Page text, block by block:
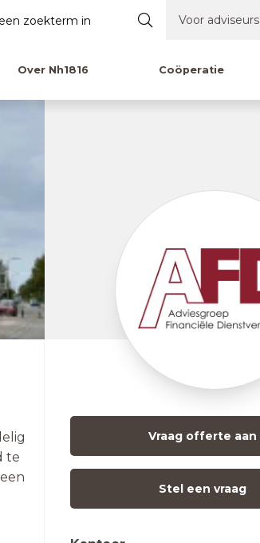
Voor adviseurs
Over Nh1816 Coöperatie
te
Vraag offerte aan
Stel een vraag